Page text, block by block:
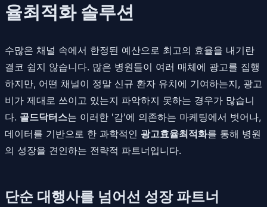
율최적화 솔루션
수많은 채널 속에서 한정된 예산으로 최고의 효율을 내기란
결코 쉽지 않습니다. 많은 병원들이 여러 매체에 광고를 집행
하지만, 어떤 채널이 정말 신규 환자 유치에 기여하는지, 광고
비가 제대로 쓰이고 있는지 파악하지 못하는 경우가 많습니
다. 골드닥터스는 이러한 '감'에 의존하는 마케팅에서 벗어나,
데이터를 기반으로 한 과학적인 광고효율최적화를 통해 병원
의 성장을 견인하는 전략적 파트너입니다.
단순 대행사를 넘어선 성장 파트너